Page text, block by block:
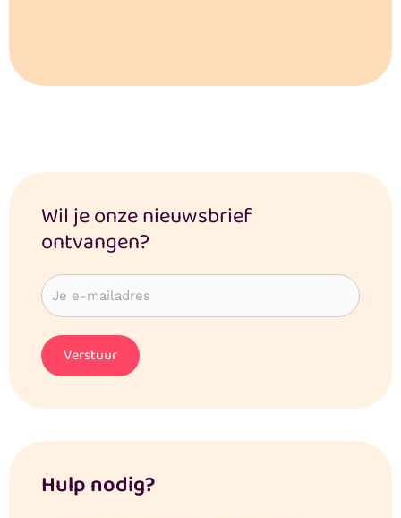
Wil je onze nieuwsbrief
ontvangen?
Hulp nodig?